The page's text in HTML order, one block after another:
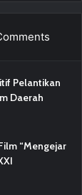
Pelantikan
Daerah
“Mengejar